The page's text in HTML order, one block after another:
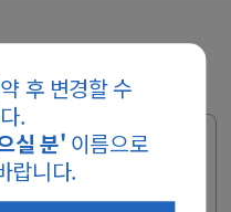
후 변경할 수
.
실 분' 이름으로
랍니다.
약
없을 경우, 진료예약
능 일정을 안내해 드